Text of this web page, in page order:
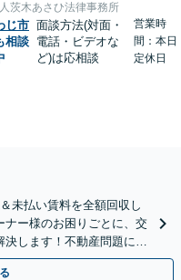
茨木あさひ法律事務所
じ市
相談
面談方法(対面・
電話・ビデオな
ど)は応相談
営業時
間：本日
定休日
未払い賃料を全額回収し
ナー様のお困りごとに、交
します！不動産問題に幅